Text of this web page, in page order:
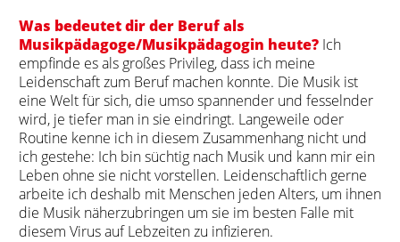
Was bedeutet dir der Beruf als
Musikpädagoge/Musikpädagogin heute?Ich
empfinde es als großes Privileg, dass ich meine
Leidenschaft zum Beruf machen konnte. Die Musik ist
eine Welt für sich, die umso spannender und fesselnder
wird, je tiefer man in sie eindringt. Langeweile oder
Routine kenne ich in diesem Zusammenhang nicht und
ich gestehe: Ich bin süchtig nach Musik und kann mir ein
Leben ohne sie nicht vorstellen. Leidenschaftlich gerne
arbeite ich deshalb mit Menschen jeden Alters, um ihnen
die Musik näherzubringen um sie im besten Falle mit
diesem Virus auf Lebzeiten zu infizieren.